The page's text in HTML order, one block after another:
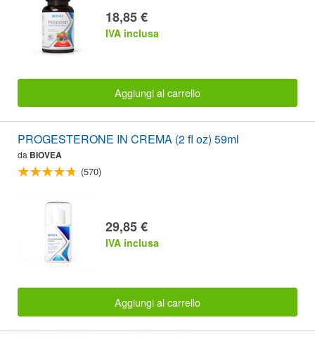
18,85 €
IVA inclusa
Aggiungi al carrello
PROGESTERONE IN CREMA (2 fl oz) 59ml
da BIOVEA
(570)
29,85 €
IVA inclusa
Aggiungi al carrello